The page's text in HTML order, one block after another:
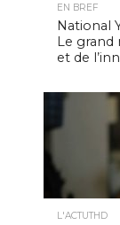
EN BREF
National
Le grand
et de
L'ACTUTHD